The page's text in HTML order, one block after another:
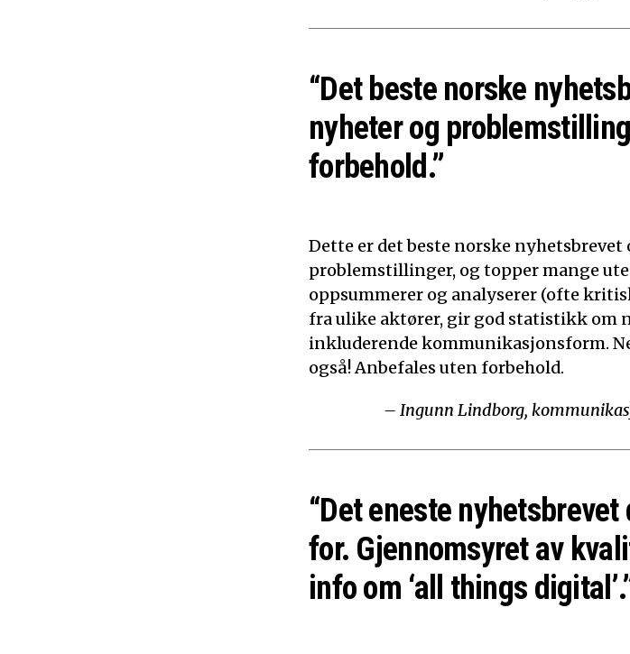
“Det beste norske
nyheter og
forbehold.”
Dette er det beste norske
problemstillinger, og topper mange
oppsummerer og analyserer (ofte
fra ulike aktører, gir god statistikk om
inkluderende kommunikasjonsform.
også! Anbefales uten forbehold.
– Ingunn Lindborg,
“Det eneste
for. Gjennomsyret av
info om ‘all things